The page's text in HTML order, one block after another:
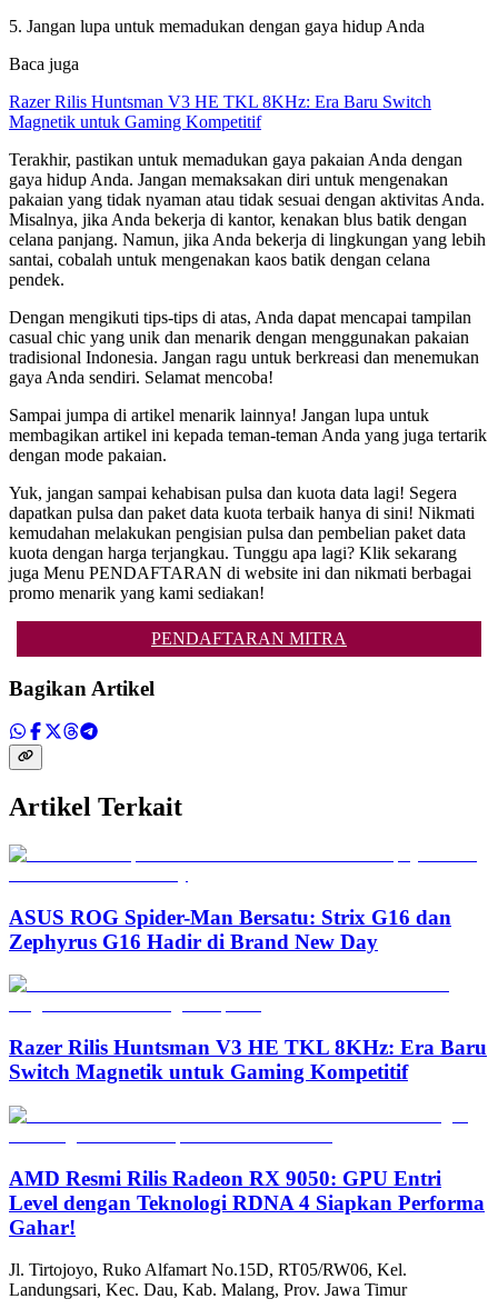
5. Jangan lupa untuk memadukan dengan gaya hidup Anda
Baca juga
Razer Rilis Huntsman V3 HE TKL 8KHz: Era Baru Switch
Magnetik untuk Gaming Kompetitif
Terakhir, pastikan untuk memadukan gaya pakaian Anda dengan
gaya hidup Anda. Jangan memaksakan diri untuk mengenakan
pakaian yang tidak nyaman atau tidak sesuai dengan aktivitas Anda.
Misalnya, jika Anda bekerja di kantor, kenakan blus batik dengan
celana panjang. Namun, jika Anda bekerja di lingkungan yang lebih
santai, cobalah untuk mengenakan kaos batik dengan celana
pendek.
Dengan mengikuti tips-tips di atas, Anda dapat mencapai tampilan
casual chic yang unik dan menarik dengan menggunakan pakaian
tradisional Indonesia. Jangan ragu untuk berkreasi dan menemukan
gaya Anda sendiri. Selamat mencoba!
Sampai jumpa di artikel menarik lainnya! Jangan lupa untuk
membagikan artikel ini kepada teman-teman Anda yang juga tertarik
dengan mode pakaian.
Yuk, jangan sampai kehabisan pulsa dan kuota data lagi! Segera
dapatkan pulsa dan paket data kuota terbaik hanya di sini! Nikmati
kemudahan melakukan pengisian pulsa dan pembelian paket data
kuota dengan harga terjangkau. Tunggu apa lagi? Klik sekarang
juga Menu PENDAFTARAN di website ini dan nikmati berbagai
promo menarik yang kami sediakan!
PENDAFTARAN MITRA
Bagikan Artikel
Artikel Terkait
ASUS ROG Spider-Man Bersatu: Strix G16 dan
Zephyrus G16 Hadir di Brand New Day
Razer Rilis Huntsman V3 HE TKL 8KHz: Era Baru
Switch Magnetik untuk Gaming Kompetitif
AMD Resmi Rilis Radeon RX 9050: GPU Entri
Level dengan Teknologi RDNA 4 Siapkan Performa
Gahar!
Jl. Tirtojoyo, Ruko Alfamart No.15D, RT05/RW06, Kel.
Landungsari, Kec. Dau, Kab. Malang, Prov. Jawa Timur